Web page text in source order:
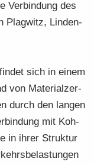
Ver­bin­dung des
Plag­witz, Lin­den­
sich in einem
von Ma­te­ri­al­zer­
durch den lan­gen
mit Koh­
in ihrer Struk­tur